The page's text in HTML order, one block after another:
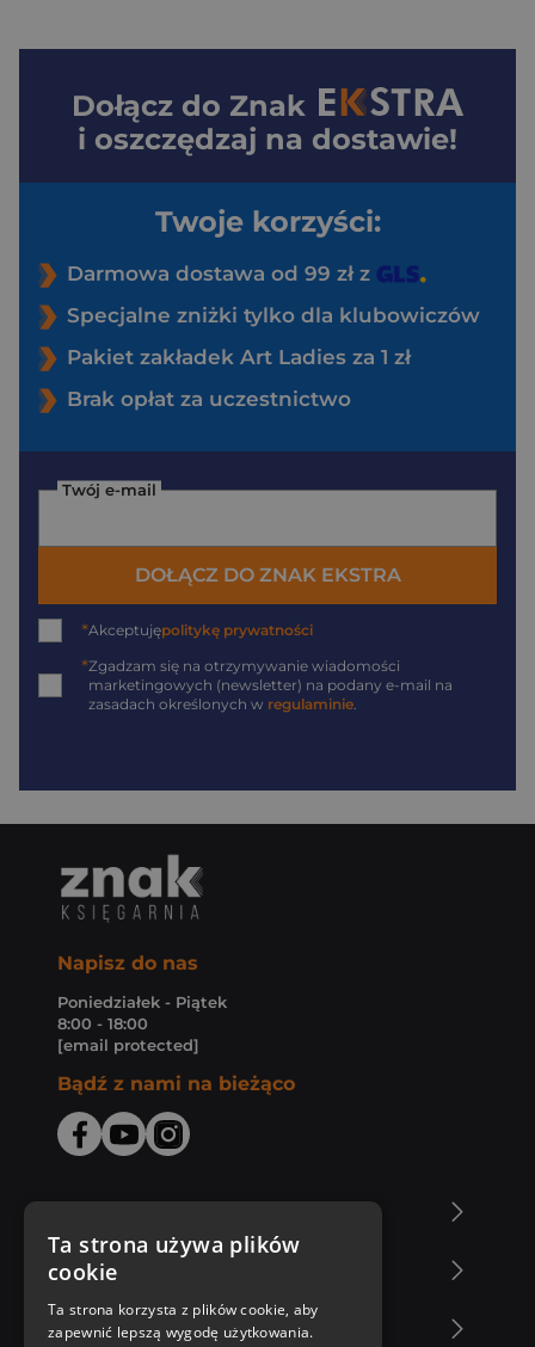
Dołącz do Znak
i oszczędzaj na dostawie!
Twoje korzyści:
Darmowa dostawa od 99 zł z
Specjalne zniżki tylko dla klubowiczów
Pakiet zakładek Art Ladies za 1 zł
Brak opłat za uczestnictwo
Twój e-mail
DOŁĄCZ DO ZNAK EKSTRA
*Akceptujępolitykę prywatności
*Zgadzam się na otrzymywanie wiadomości
marketingowych (newsletter) na podany e-mail na
zasadach określonych w regulaminie
Napisz do nas
Poniedziałek - Piątek
8:00 - 18:00
[email protected]
Bądź z nami na bieżąco
Zakupy u nas
Nasza oferta
Ta strona używa plików
cookie
Ta strona korzysta z plików cookie, aby
zapewnić lepszą wygodę użytkowania.